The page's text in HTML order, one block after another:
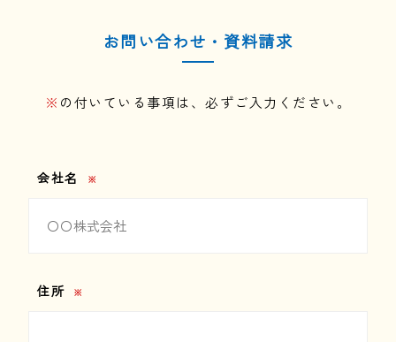
お問い合わせ・資料請求
※ の付いている事項は、必ずご入力ください。
会社名 ※
住所 ※